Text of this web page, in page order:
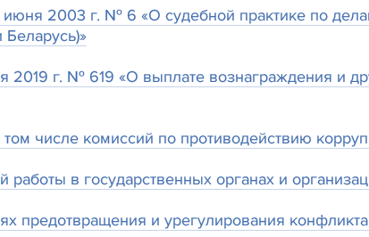
2003 г. № 6 «О судебной практике по
Беларусь)»
2019 г. № 619 «О выплате вознаграждения и
числе комиссий по противодействию
в государственных органах и
и урегулирования